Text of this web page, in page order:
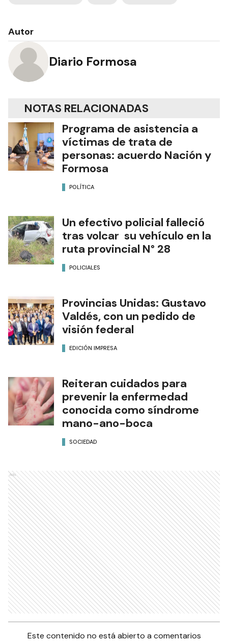
Autor
Diario Formosa
NOTAS RELACIONADAS
Programa de asistencia a
víctimas de trata de
personas: acuerdo Nación y
Formosa
POLÍTICA
Un efectivo policial falleció
tras volcar su vehículo en la
ruta provincial N° 28
POLICIALES
Provincias Unidas: Gustavo
Valdés, con un pedido de
visión federal
EDICIÓN IMPRESA
Reiteran cuidados para
prevenir la enfermedad
conocida como síndrome
mano-ano-boca
SOCIEDAD
Ads
Este contenido no está abierto a comentarios